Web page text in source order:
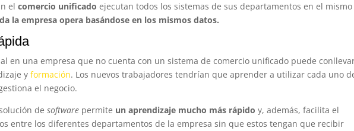
elcomercio unificado ejecutan todos los sistemas de sus departamentos en el mismo
la empresa opera basándose en los mismos datos.
en una empresa que no cuenta con un sistema de comercio unificado puede
yformación. Los nuevos trabajadores tendrían que aprender a utilizar cada uno
el negocio.
desoftware permite un aprendizaje mucho más rápido y, además, facilita el
entre los diferentes departamentos de la empresa sin que estos tengan que recibir